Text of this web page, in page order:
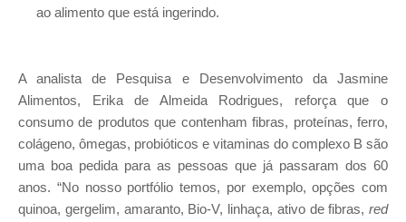
ao alimento que está ingerindo.
A analista de Pesquisa e Desenvolvimento da Jasmine
Alimentos, Erika de Almeida Rodrigues, reforça que o
consumo de produtos que contenham fibras, proteínas, ferro,
colágeno, ômegas, probióticos e vitaminas do complexo B são
uma boa pedida para as pessoas que já passaram dos 60
anos. “No nosso portfólio temos, por exemplo, opções com
quinoa, gergelim, amaranto, Bio-V, linhaça, ativo de fibras, red